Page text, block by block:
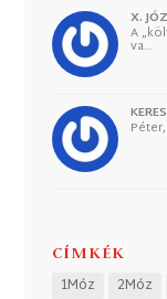
X.
A
va…
CÍMKÉK
1Móz 2Móz